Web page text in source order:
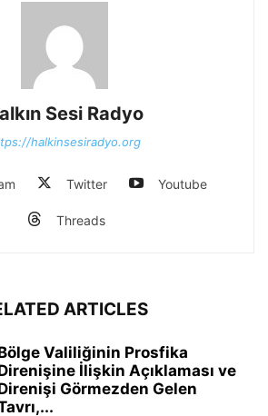
Sesi Radyo
halkinsesiradyo.org
Twitter Youtube
Threads
ARTICLES
Valiliğinin Prosfika
İlişkin Açıklaması ve
Görmezden Gelen